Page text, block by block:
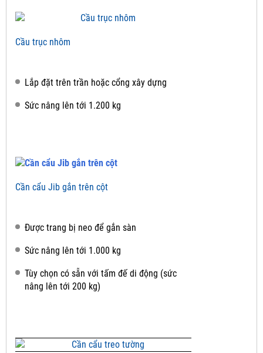
Cầu trục nhôm
Lắp đặt trên trần hoặc cổng xây dựng
Sức nâng lên tới 1.200 kg
Cần cẩu Jib gắn trên cột
Được trang bị neo để gắn sàn
Sức nâng lên tới 1.000 kg
Tùy chọn có sẵn với tấm đế di động (sức
nâng lên tới 200 kg)